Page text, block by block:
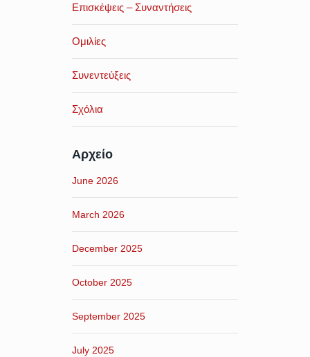
Επισκέψεις – Συναντήσεις
Ομιλίες
Συνεντεύξεις
Σχόλια
Αρχείο
June 2026
March 2026
December 2025
October 2025
September 2025
July 2025